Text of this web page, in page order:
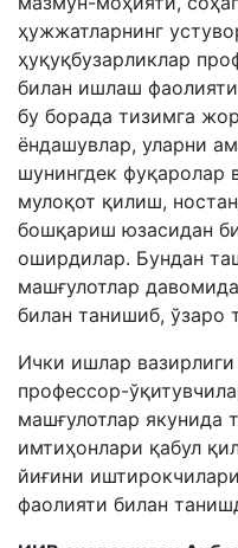
ҳужжатларнинг
ҳуқуқбузарликлар
билан ишлаш
бу борада тизимга
ёндашувлар, уларни
шунингдек фуқаролар
мулоқот қилиш,
бошқариш юзасидан
оширдилар. Бундан
машғулотлар
билан танишиб, ўзаро
Ички ишлар
профессор-
машғулотлар якунида
имтиҳонлари қабул
йиғини
фаолияти билан